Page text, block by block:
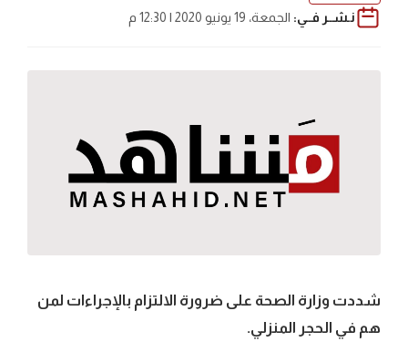
نـشــر فــي: الجمعة، 19 يونيو 2020 | 12:30 م
شددت وزارة الصحة على ضرورة الالتزام بالإجراءات لمن
هم في الحجر المنزلي.